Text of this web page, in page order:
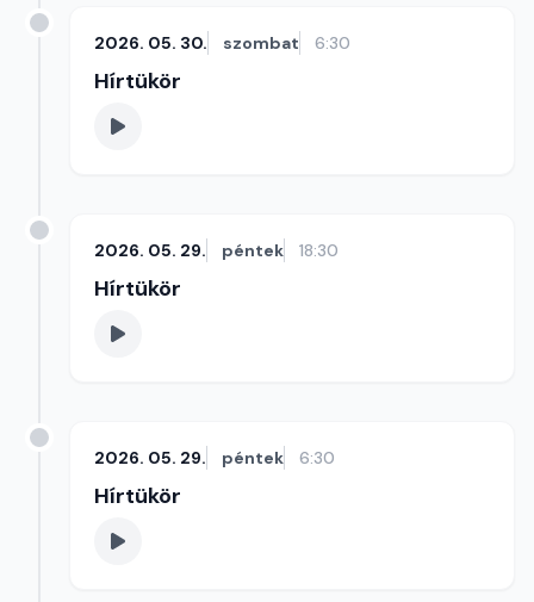
2026. 05. 30. szombat 6:30
Hírtükör
2026. 05. 29. péntek 18:30
Hírtükör
2026. 05. 29. péntek 6:30
Hírtükör